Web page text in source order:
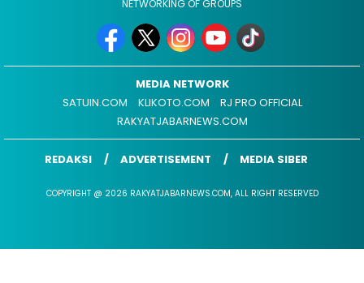
NETWORKING OF GROUPS
MEDIA NETWORK
SATUIN.COM
KLIKOTO.COM
RJ PRO OFFICIAL
RAKYATJABARNEWS.COM
REDAKSI ADVERTISEMENT MEDIA SIBER
COPYRIGHT @ 2026 RAKYATJABARNEWS.COM, ALL RIGHT RESERVED